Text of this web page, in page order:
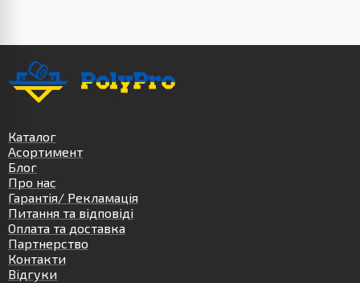
Каталог
Асортимент
Блог
Про нас
Гарантія/ Рекламація
Питання та відповіді
Оплата та доставка
Партнерство
Контакти
Відгуки